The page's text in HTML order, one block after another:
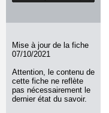
Mise à jour de la fiche
07/10/2021
Attention, le contenu de
cette fiche ne reflète
pas nécessairement le
dernier état du savoir.